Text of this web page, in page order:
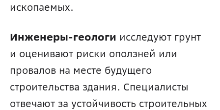
ископаемых.
Инженеры-геологи исследуют грунт
и оценивают риски оползней или
провалов на месте будущего
строительства здания. Специалисты
отвечают за устойчивость строительных